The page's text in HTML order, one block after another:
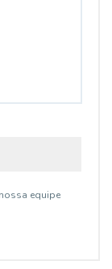
equipe